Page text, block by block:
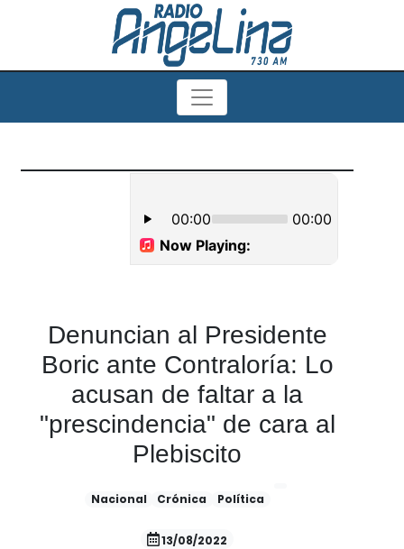
Denuncian al Presidente
Boric ante Contraloría: Lo
acusan de faltar a la
"prescindencia" de cara al
Plebiscito
Nacional Crónica Política
13/08/2022